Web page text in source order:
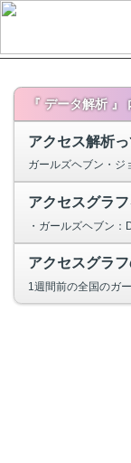
『 データ解析 』
アクセス解析っ
ガールズヘブン・ジ
アクセスグラ
・ガールズヘブン：
アクセスグラ
1週間前の全国のガ